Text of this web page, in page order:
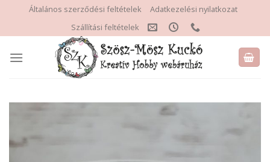
content
Általános szerződési feltételek
Adatkezelési nyilatkozat
Szállítási feltételek